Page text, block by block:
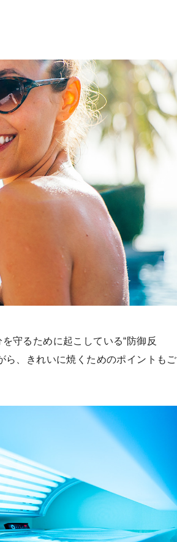
守るために起こしている“防御反
ら、きれいに焼くためのポイントもご